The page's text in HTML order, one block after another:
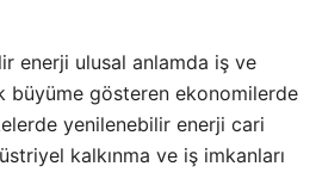
enerji ulusal anlamda iş ve
büyüme gösteren ekonomilerde
yenilenebilir enerji cari
kalkınma ve iş imkanları